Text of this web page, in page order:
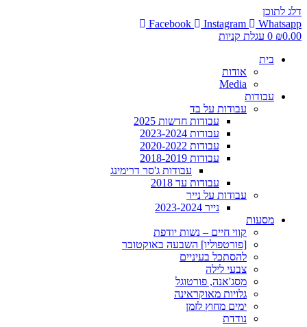
דלג לתוכן
Facebook
Instagram
Whatsapp
₪0.00
0 עגלת קניות
בית
אודות
Media
עבודות
עבודות על בד
עבודות חדשות 2025
עבודות 2023-2024
עבודות 2020-2022
עבודות 2018-2019
עבודות ג'סר דרימינג
עבודות עד 2018
עבודות על נייר
נייר 2023-2024
מסעות
קווי חיים – נשות יודפת
[פורטפוליו] השבעה באוקטובר
להסתכל בעיניים
צבעי לילה
מסג'אנה, פורטוגל
גלויות מאוקראינה
ימים מחוץ לזמן
נודדת